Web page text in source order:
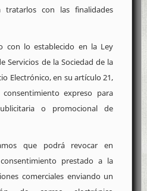
tratarlos con las finalidades
con lo establecido en la Ley
Servicios de la Sociedad de la
Electrónico, en su artículo 21,
expreso para
o promocional de
que podrá revocar en
prestado a la
comerciales enviando un